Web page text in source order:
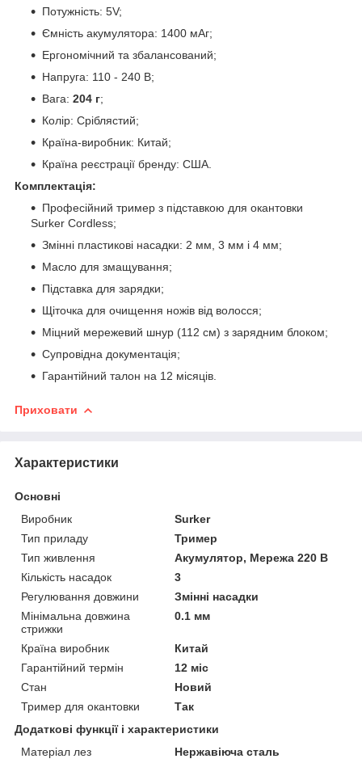
Потужність: 5V;
Ємність акумулятора: 1400 мАг;
Ергономічний та збалансований;
Напруга: 110 - 240 В;
Вага: 204 г;
Колір: Сріблястий;
Країна-виробник: Китай;
Країна реєстрації бренду: США.
Комплектація:
Професійний тример з підставкою для окантовки
Surker Сordless;
Змінні пластикові насадки: 2 мм, 3 мм і 4 мм;
Масло для змащування;
Підставка для зарядки;
Щіточка для очищення ножів від волосся;
Міцний мережевий шнур (112 см) з зарядним блоком;
Супровідна документація;
Гарантійний талон на 12 місяців.
Приховати
Характеристики
Основні
Виробник
Surker
Тип приладу
Тример
Тип живлення
Акумулятор, Мережа 220 В
Кількість насадок
3
Регулювання довжини
Змінні насадки
Мінімальна довжина
стрижки
0.1 мм
Країна виробник
Китай
Гарантійний термін
12 міс
Стан
Новий
Тример для окантовки
Так
Додаткові функції і характеристики
Матеріал лез
Нержавіюча сталь